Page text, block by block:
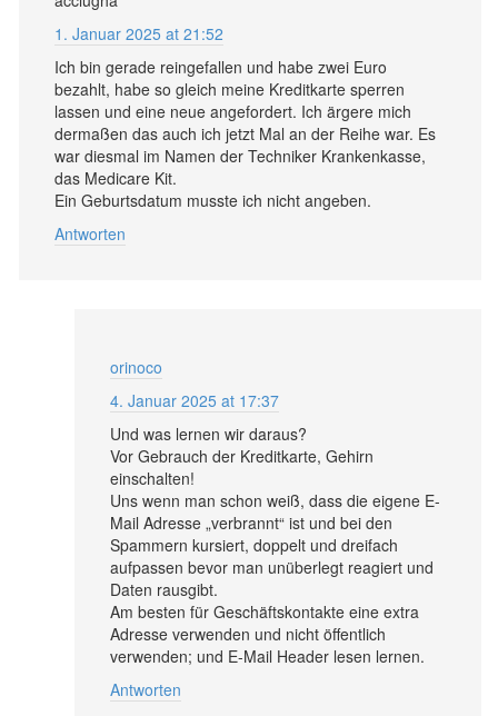
1. Januar 2025 at 21:52
Ich bin gerade reingefallen und habe zwei Euro
bezahlt, habe so gleich meine Kreditkarte sperren
lassen und eine neue angefordert. Ich ärgere mich
dermaßen das auch ich jetzt Mal an der Reihe war. Es
war diesmal im Namen der Techniker Krankenkasse,
das Medicare Kit.
Ein Geburtsdatum musste ich nicht angeben.
Antworten
orinoco
4. Januar 2025 at 17:37
Und was lernen wir daraus?
Vor Gebrauch der Kreditkarte, Gehirn
einschalten!
Uns wenn man schon weiß, dass die eigene E-
Mail Adresse „verbrannt“ ist und bei den
Spammern kursiert, doppelt und dreifach
aufpassen bevor man unüberlegt reagiert und
Daten rausgibt.
Am besten für Geschäftskontakte eine extra
Adresse verwenden und nicht öffentlich
verwenden; und E-Mail Header lesen lernen.
Antworten